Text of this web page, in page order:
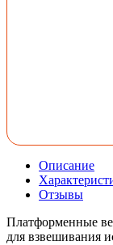
Описание
Отзывы
Платформенные
для взвешивания